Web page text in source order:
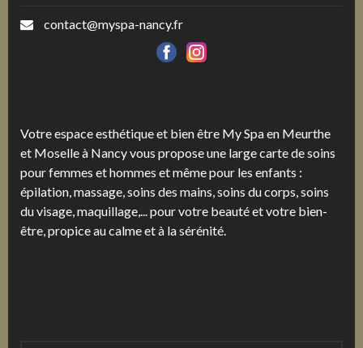
contact@myspa-nancy.fr
Votre espace esthétique et bien être My Spa en Meurthe
et Moselle à Nancy vous propose une large carte de soins
pour femmes et hommes et même pour les enfants :
épilation, massage, soins des mains, soins du corps, soins
du visage, maquillage,... pour votre beauté et votre bien-
être, propice au calme et à la sérénité.